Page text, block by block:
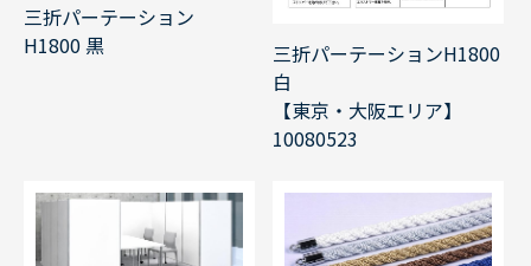
三折パーテーション
H1800 黒
三折パーテーションH1800
白
【東京・大阪エリア】
10080523